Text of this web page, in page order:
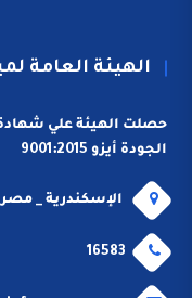
الهيئة العامة
حصلت الهيئة علي شهادة
الجودة أيزو 9001:2015
الإسكندرية _ مصر
16583